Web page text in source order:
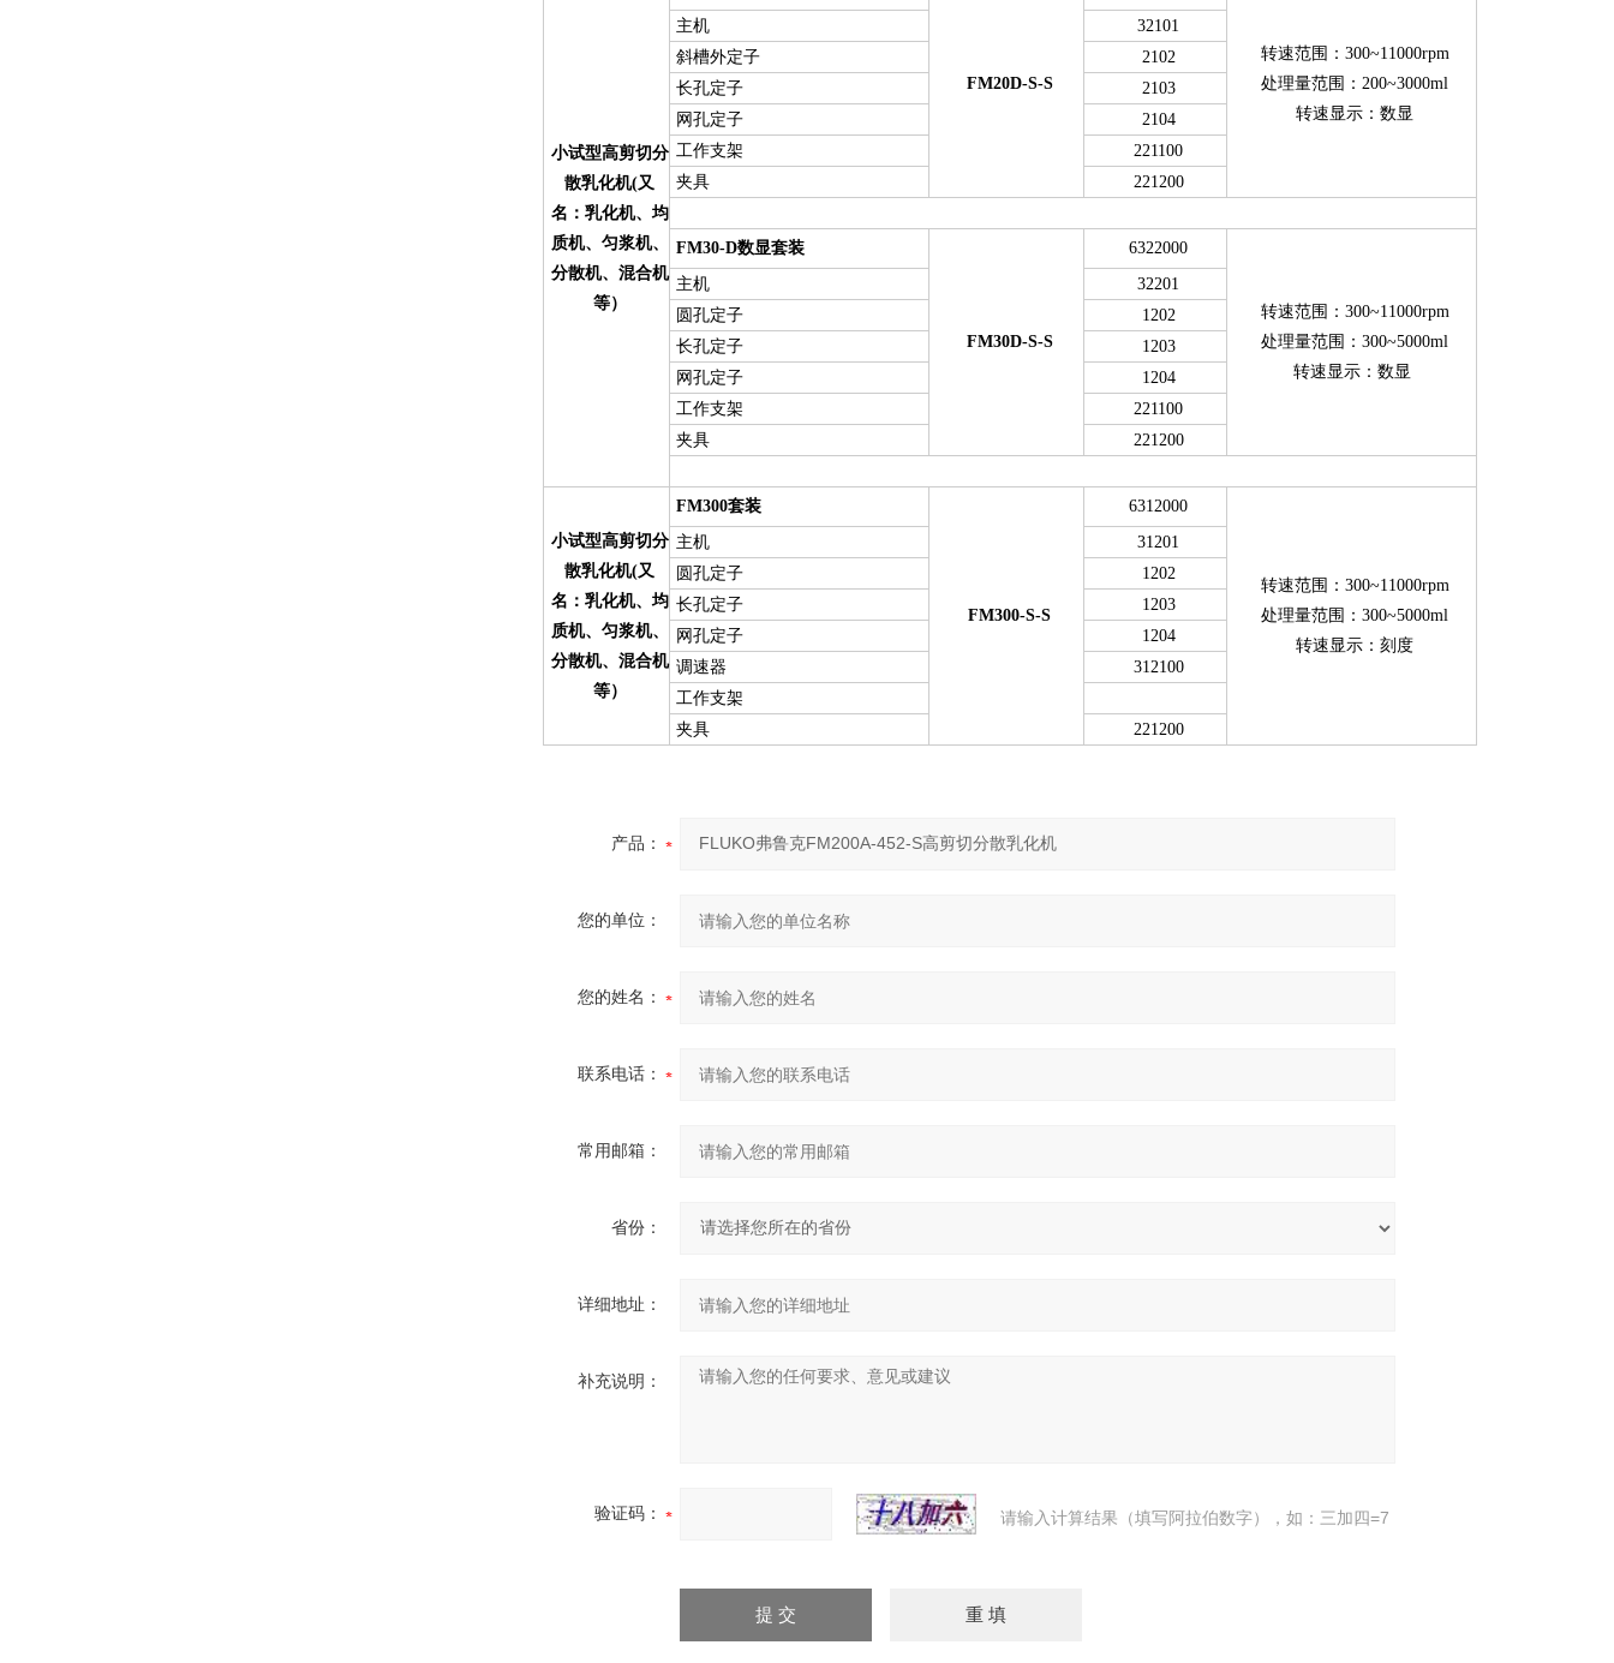
小试型高剪切分
散乳化机(又
名：乳化机、均
质机、匀浆机、
分散机、混合机
等）
FM20D-S-S
转速范围：300~11000rpm
处理量范围：200~3000ml
转速显示：数显
主机
32101
斜槽外定子
2102
长孔定子
2103
网孔定子
2104
工作支架
221100
夹具
221200
FM30-D数显套装
FM30D-S-S
6322000
转速范围：300~11000rpm
处理量范围：300~5000ml
转速显示：数显
主机
32201
圆孔定子
1202
长孔定子
1203
网孔定子
1204
工作支架
221100
夹具
221200
小试型高剪切分
散乳化机(又
名：乳化机、均
质机、匀浆机、
分散机、混合机
等）
FM300套装
FM300-S-S
6312000
转速范围：300~11000rpm
处理量范围：300~5000ml
转速显示：刻度
主机
31201
圆孔定子
1202
长孔定子
1203
网孔定子
1204
调速器
312100
工作支架
夹具
221200
产品：
您的单位：
您的姓名：
联系电话：
常用邮箱：
省份：
详细地址：
补充说明：
验证码： 请输入计算结果（填写阿拉伯数字），如：三加四=7